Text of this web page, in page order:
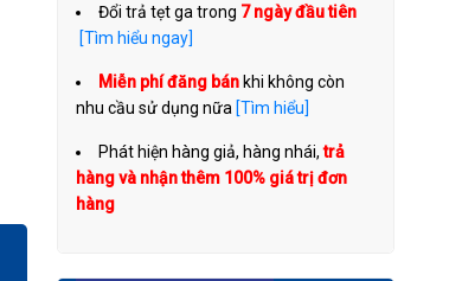
Đổi trả tẹt ga trong 7 ngày đầu tiên
[Tìm hiểu ngay]
Miễn phí đăng bán khi không còn
nhu cầu sử dụng nữa [Tìm hiểu]
Phát hiện hàng giả, hàng nhái,trả
hàng và nhận thêm 100% giá trị đơn
hàng